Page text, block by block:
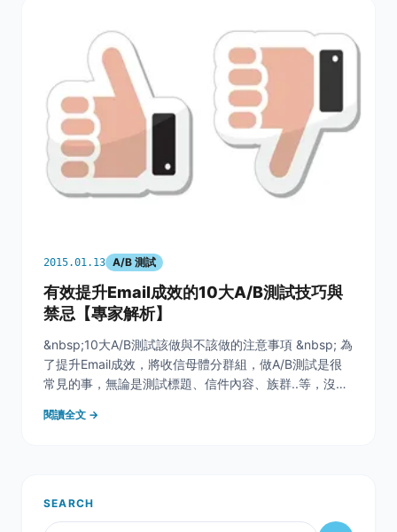
2015.01.13 A/B 測試
有效提升Email成效的10大A/B測試技巧與
禁忌【專家解析】
&nbsp;10大A/B測試該做與不該做的注意事項 &nbsp; 為
了提升Email成效，將收信母體分群組，做A/B測試是很
常見的事，無論是測試標題、信件內容、族群..等，沒有
試不熟，沒關係，以下我們列出10項該做與不該做的事
閱讀全文 →
SEARCH